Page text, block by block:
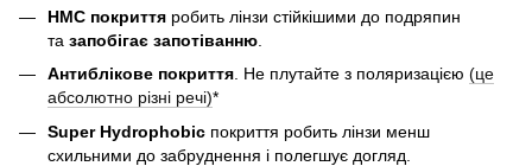
HMC покриття робить лінзи стійкішими до подряпин
та запобігає запотіванню
Антиблікове покриття. Не плутайте з поляризацією (це
абсолютно різні речі)*
Super Hydrophobic покриття робить лінзи менш
схильними до забруднення і полегшує догляд.